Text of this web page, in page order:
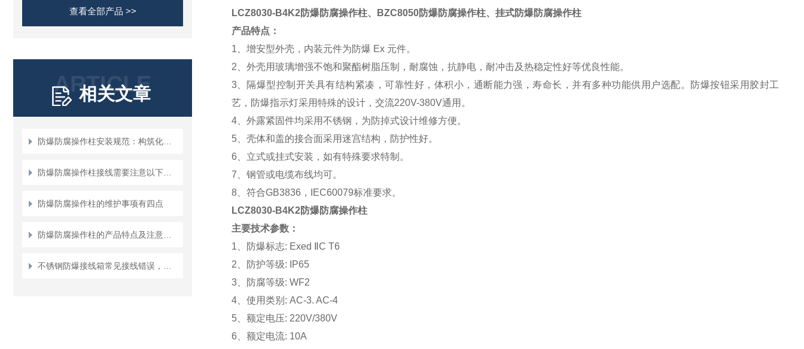
查看全部产品 >>
ARTICLE
相关文章
防爆防腐操作柱的维护事项有四点
LCZ8030-B4K2防爆防腐操作柱、BZC8050防爆防腐操作柱、挂式防爆防腐操作柱
产品特点：
1 、增安型外壳，内装元件为防爆 Ex 元件。
2 、外壳用玻璃增强不饱和聚酯树脂压制，耐腐蚀，抗静电，耐冲击及热稳定性好等优良性能。
3、隔爆型控制开关具有结构紧凑，可靠性好，体积小，通断能力强，寿命长，并有多种功能供用户选配。防爆按钮采用胶封工
艺，防爆指示灯采用特殊的设计，交流220V-380V通用。
4、外露紧固件均采用不锈钢，为防掉式设计维修方便。
5、壳体和盖的接合面采用迷宫结构，防护性好。
6 、立式或挂式安装，如有特殊要求特制。
7 、钢管或电缆布线均可。
8、符合GB3836，IEC60079标准要求。
LCZ8030-B4K2防爆防腐操作柱
主要技术参数：
1 、防爆标志: Exed ⅡC T6
2 、防护等级: IP65
3、防腐等级: WF2
4、使用类别: AC-3. AC-4
5、额定电压: 220V/380V
6 、额定电流: 10A